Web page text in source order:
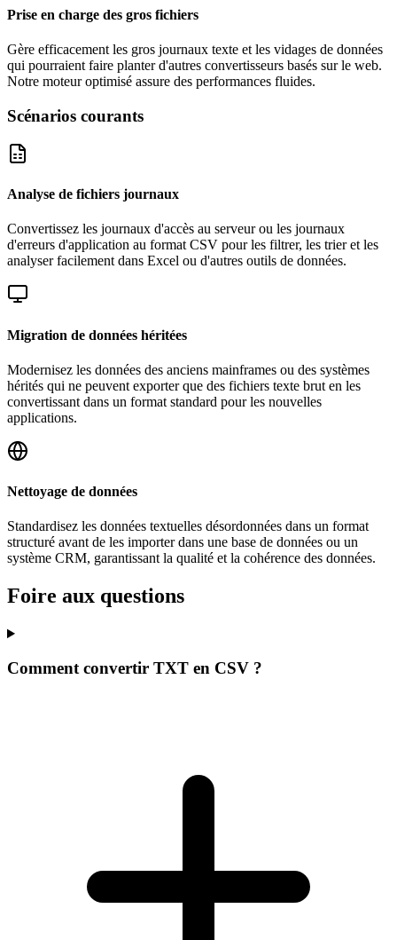
Prise en charge des gros fichiers
Gère efficacement les gros journaux texte et les vidages de données
qui pourraient faire planter d'autres convertisseurs basés sur le web.
Notre moteur optimisé assure des performances fluides.
Scénarios courants
Analyse de fichiers journaux
Convertissez les journaux d'accès au serveur ou les journaux
d'erreurs d'application au format CSV pour les filtrer, les trier et les
analyser facilement dans Excel ou d'autres outils de données.
Migration de données héritées
Modernisez les données des anciens mainframes ou des systèmes
hérités qui ne peuvent exporter que des fichiers texte brut en les
convertissant dans un format standard pour les nouvelles
applications.
Nettoyage de données
Standardisez les données textuelles désordonnées dans un format
structuré avant de les importer dans une base de données ou un
système CRM, garantissant la qualité et la cohérence des données.
Foire aux questions
Comment convertir TXT en CSV ?